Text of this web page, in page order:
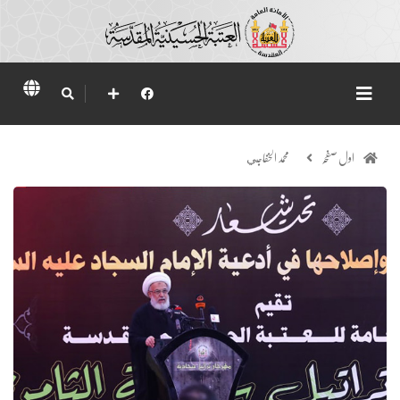
اول صفحہ محمد الخفاجي